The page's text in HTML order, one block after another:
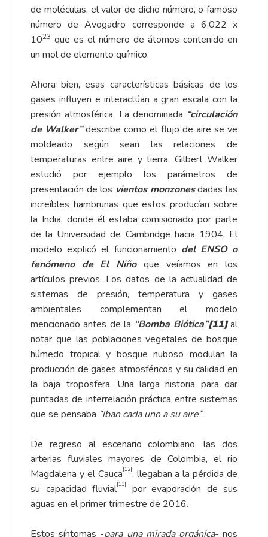
de moléculas, el valor de dicho número, o famoso
número de Avogadro corresponde a 6,022 x
1023 que es el número de átomos contenido en
un mol de elemento químico.
Ahora bien, esas características básicas de los
gases influyen e interactúan a gran escala con la
presión atmosférica. La denominada “circulación
de Walker”describe como el flujo de aire se ve
moldeado según sean las relaciones de
temperaturas entre aire y tierra. Gilbert Walker
estudió por ejemplo los parámetros de
presentación de los vientos monzonesdadas las
increíbles hambrunas que estos producían sobre
la India, donde él estaba comisionado por parte
de la Universidad de Cambridge hacia 1904. El
modelo explicó el funcionamiento del ENSO o
fenómeno de El Niñoque veíamos en los
artículos previos. Los datos de la actualidad de
sistemas de presión, temperatura y gases
ambientales complementan el modelo
mencionado antes de la “Bomba Biótica”[11]al
notar que las poblaciones vegetales de bosque
húmedo tropical y bosque nuboso modulan la
producción de gases atmosféricos y su calidad en
la baja troposfera. Una larga historia para dar
puntadas de interrelación práctica entre sistemas
que se pensaba “iban cada uno a su aire”.
De regreso al escenario colombiano, las dos
arterias fluviales mayores de Colombia, el rio
Magdalena y el Cauca[12], llegaban a la pérdida de
su capacidad fluvial[13]
por evaporación de sus
aguas en el primer trimestre de 2016.
Estos síntomas -para una mirada orgánica- nos